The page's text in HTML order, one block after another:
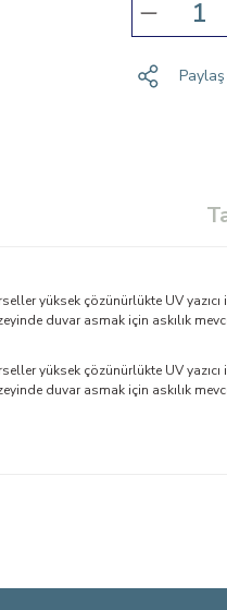
Paylaş
yüksek çözünürlükte UV
duvar asmak için askılık
yüksek çözünürlükte UV
duvar asmak için askılık